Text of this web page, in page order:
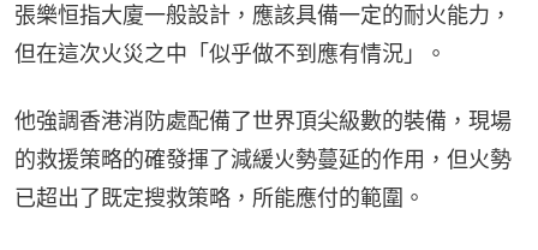
張樂恒指大廈一般設計，應該具備一定的耐火能力，
但在這次火災之中「似乎做不到應有情況」。
他強調香港消防處配備了世界頂尖級數的裝備，現場
的救援策略的確發揮了減緩火勢蔓延的作用，但火勢
已超出了既定搜救策略，所能應付的範圍。